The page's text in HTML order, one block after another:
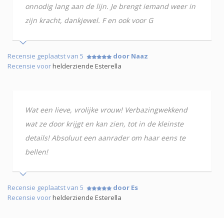
onnodig lang aan de lijn. Je brengt iemand weer in
zijn kracht, dankjewel. F en ook voor G
Recensie geplaatst van 5
door Naaz
Recensie voorhelderziende Esterella
Wat een lieve, vrolijke vrouw! Verbazingwekkend
wat ze door krijgt en kan zien, tot in de kleinste
details! Absoluut een aanrader om haar eens te
bellen!
Recensie geplaatst van 5
door Es
Recensie voorhelderziende Esterella